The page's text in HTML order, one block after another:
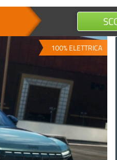
100% ELETTRICA